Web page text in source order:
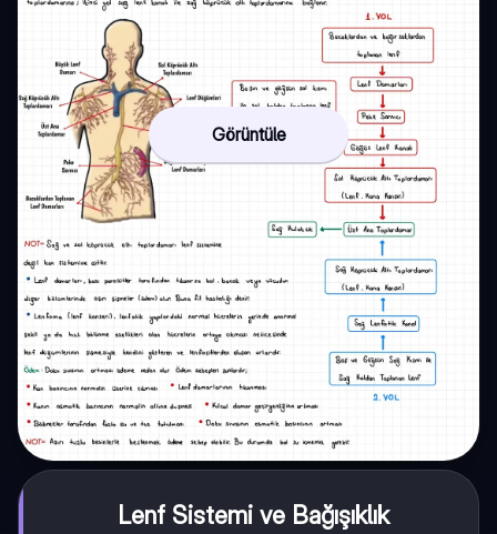
Görüntüle
Lenf Sistemi ve Bağışıklık